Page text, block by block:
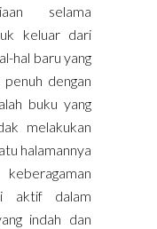
selama
keluar dari
hal baru yang
dengan
buku yang
melakukan
halamannya
aktif dalam
indah dan